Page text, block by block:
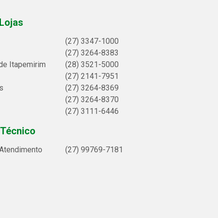
(27) 3347-1000
(27) 3264-8383
Itapemirim
(28) 3521-5000
(27) 2141-7951
(27) 3264-8369
(27) 3264-8370
(27) 3111-6446
(27) 99769-7181